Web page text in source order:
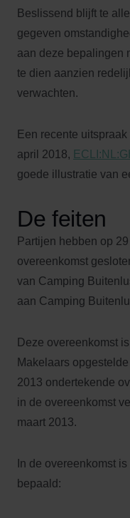
Beslissend blijft te
gegeven
aan deze bepalingen
te dien aanzien
verwachten.
Een recente
april 2018,
goede illustratie van
De feiten
Partijen hebben op
overeenkomst
van Camping
aan Camping
Deze overeenkomst
Makelaars
2013 ondertekende
in de overeenkomst
maart 2013.
In de overeenkomst
bepaald: